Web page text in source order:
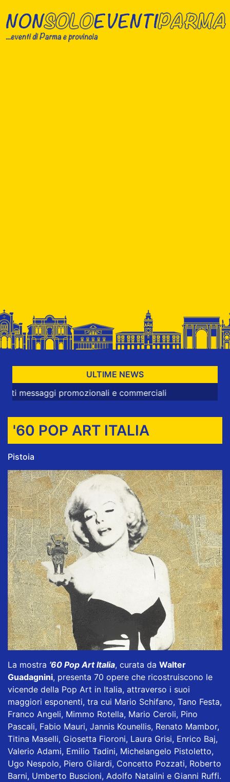
ULTIME NEWS
promozionali e commerciali
'60 POP ART ITALIA
Pistoia
La mostra ’60 Pop Art Italia, curata da Walter
Guadagnini, presenta 70 opere che ricostruiscono le
vicende della Pop Art in Italia, attraverso i suoi
maggiori esponenti, tra cui Mario Schifano, Tano Festa,
Franco Angeli, Mimmo Rotella, Mario Ceroli, Pino
Pascali, Fabio Mauri, Jannis Kounellis, Renato Mambor,
Titina Maselli, Giosetta Fioroni, Laura Grisi, Enrico Baj,
Valerio Adami, Emilio Tadini, Michelangelo Pistoletto,
Ugo Nespolo, Piero Gilardi, Concetto Pozzati, Roberto
Barni, Umberto Buscioni, Adolfo Natalini e Gianni Ruffi.